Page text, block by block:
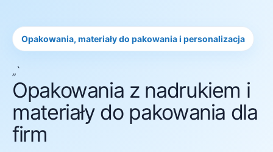
Opakowania, materiały do pakowania i personalizacja
„`
Opakowania z nadrukiem i
materiały do pakowania dla
firm